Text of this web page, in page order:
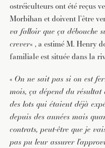
ostréiculteurs ont été reçus
Morbihan et doivent l’être
va falloir que ça débouche
crever« , a estimé M. Henry
familiale est située dans la
« On ne sait pas si on est
mois, ça dépend du résultat
des lots qui étaient déjà
depuis des années mais
contrats, peut-être que je
pas pu leur assurer